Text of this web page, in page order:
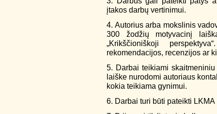
įtakos darbų vertinimui.
4. Autorius arba mokslinis
300 žodžių motyvacinį
„Krikščioniškoji
rekomendacijos, recenzijos ar
5. Darbai teikiami
laiške nurodomi autoriaus
kokia teikiama gynimui.
6. Darbai turi būti pateikti